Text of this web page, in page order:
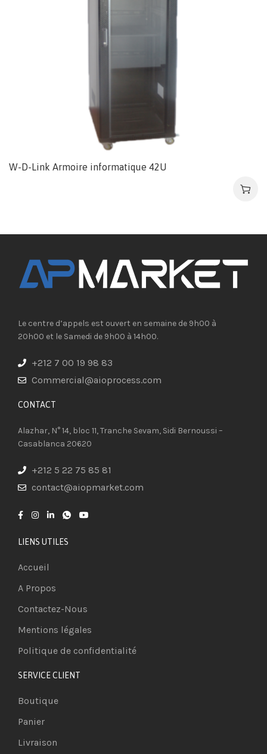
W-D-Link Armoire informatique 42U
Le centre d’appels est ouvert en semaine de 9h00 à
20h00 et le Samedi de 9h00 à 14h00.
+212 7 00 19 98 83
Commercial@aioprocess.com
CONTACT​
Alazhar, N° 14, bloc 11, Tranche Sevam, Sidi Bernoussi –
Casablanca 20620
+212 5 22 75 85 81
contact@aiopmarket.com
LIENS UTILES
Accueil
A Propos
Contactez-Nous
Mentions légales
Politique de confidentialité
SERVICE CLIENT
Boutique
Panier
Livraison